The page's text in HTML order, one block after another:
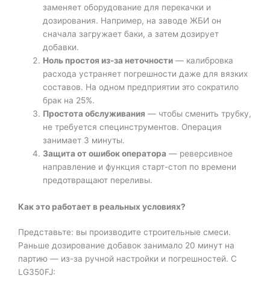
заменяет оборудование для перекачки и
дозирования. Например, на заводе ЖБИ он
сначала загружает баки, а затем дозирует
добавки.
Ноль простоя из-за неточности — калибровка
расхода устраняет погрешности даже для вязких
составов. На одном предприятии это сократило
брак на 25%.
Простота обслуживания — чтобы сменить трубку,
не требуется специнструментов. Операция
занимает 3 минуты.
Защита от ошибок оператора — реверсивное
направление и функция старт-стоп по времени
предотвращают переливы.
Как это работает в реальных условиях?
Представьте: вы производите строительные смеси.
Раньше дозирование добавок занимало 20 минут на
партию — из-за ручной настройки и погрешностей. С
LG350FJ: